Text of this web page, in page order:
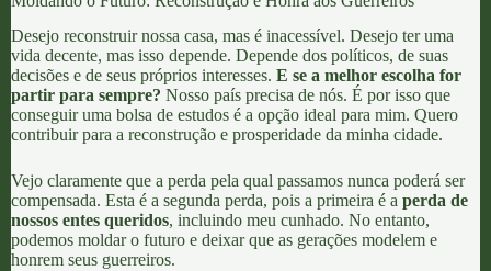
Desejo reconstruir nossa casa, mas é inacessível. Desejo ter uma
vida decente, mas isso depende. Depende dos políticos, de suas
decisões e de seus próprios interesses. E se a melhor escolha for
partir para sempre? Nosso país precisa de nós. É por isso que
conseguir uma bolsa de estudos é a opção ideal para mim. Quero
contribuir para a reconstrução e prosperidade da minha cidade.
Vejo claramente que a perda pela qual passamos nunca poderá ser
compensada. Esta é a segunda perda, pois a primeira é a perda de
nossos entes queridos, incluindo meu cunhado. No entanto,
podemos moldar o futuro e deixar que as gerações modelem e
honrem seus guerreiros.